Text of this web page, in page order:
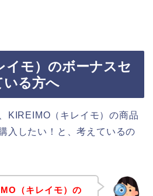
イモ）のボーナスセ
いる方へ
KIREIMO（キレイモ）の商品
入したい！と、考えているの
（キレイモ）の